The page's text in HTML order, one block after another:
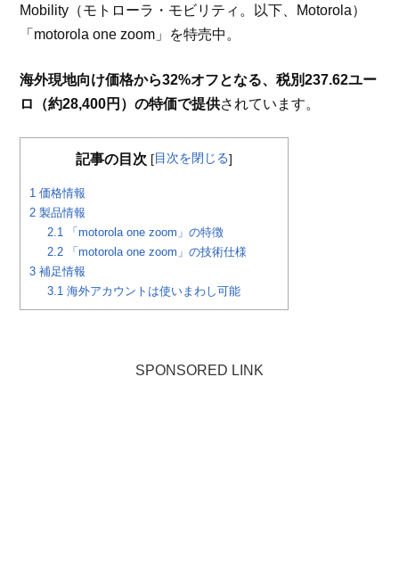
Mobility（モトローラ・モビリティ。以下、Motorola）
「motorola one zoom」を特売中。
海外現地向け価格から32%オフとなる、税別237.62ユー
ロ（約28,400円）の特価で提供されています。
記事の目次 [目次を閉じる]
1 価格情報
2 製品情報
2.1
「motorola one zoom」の特徴
2.2 「motorola one zoom」の技術仕様
3 補足情報
3.1 海外アカウントは使いまわし可能
SPONSORED LINK